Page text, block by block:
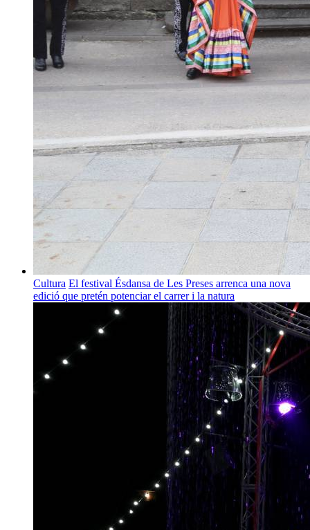
Cultura El festival Ésdansa de Les Preses arrenca una nova
edició que pretén potenciar el carrer i la natura